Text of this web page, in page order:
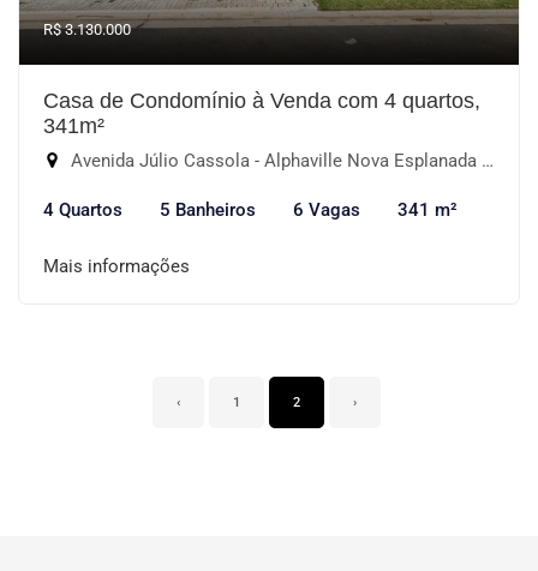
R$ 3.130.000
Casa de Condomínio à Venda com 4 quartos,
341m²
Avenida Júlio Cassola - Alphaville Nova Esplanada IV, Votorantim-SP
4 Quartos 5 Banheiros 6 Vagas 341 m²
Mais informações
‹ 1 2 ›